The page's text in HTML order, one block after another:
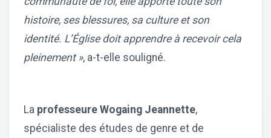
histoire, ses blessures, sa culture et son
identité. L’Église doit apprendre à recevoir cela
pleinement », a-t-elle souligné.
La professeure Wogaing Jeannette,
spécialiste des études de genre et de